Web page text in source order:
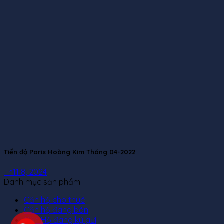
Tiến độ Paris Hoàng Kim Tháng 04-2022
Th11 8, 2024
Danh mục sản phẩm
Căn hộ cho thuê
Căn hộ đang bán
Căn Hộ đang ký gửi